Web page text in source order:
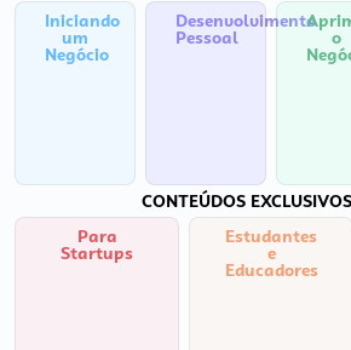
Iniciando
um
Negócio
Desenvolvimento
Pessoal o
CONTEÚDOS
Para
Startups
Estudantes
e
Educadores